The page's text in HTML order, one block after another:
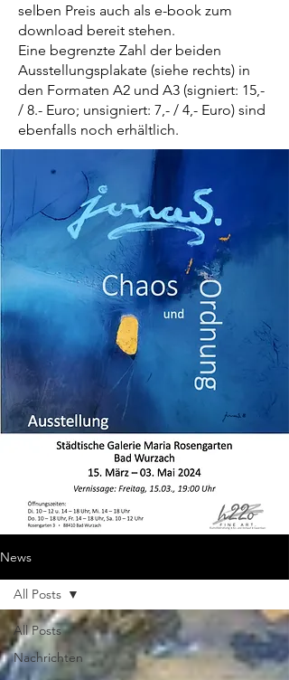
selben Preis auch als e-book zum
download bereit stehen.
Eine begrenzte Zahl der beiden
Ausstellungsplakate (siehe rechts) in
den Formaten A2 und A3 (signiert: 15,-
/ 8.- Euro; unsigniert: 7,- / 4,- Euro) sind
ebenfalls noch erhältlich.
News
All Posts
Nachrichten
All Posts